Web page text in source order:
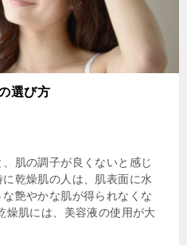
選び方
肌の調子が良くないと感じ
乾燥肌の人は、肌表面に水
艶やかな肌が得られなくな
燥肌には、美容液の使用が大